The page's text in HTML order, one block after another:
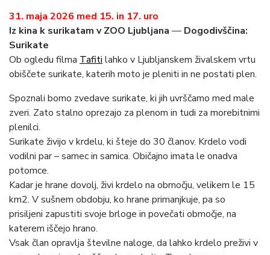
31. maja 2026 med 15. in 17. uro
Iz kina k surikatam v ZOO Ljubljana — Dogodivščina:
Surikate
Ob ogledu filma Tafiti lahko v Ljubljanskem živalskem vrtu
obiščete surikate, katerih moto je pleniti in ne postati plen.
Spoznali bomo zvedave surikate, ki jih uvrščamo med male
zveri. Zato stalno oprezajo za plenom in tudi za morebitnimi
plenilci.
Surikate živijo v krdelu, ki šteje do 30 članov. Krdelo vodi
vodilni par – samec in samica. Običajno imata le onadva
potomce.
Kadar je hrane dovolj, živi krdelo na območju, velikem le 15
km2. V sušnem obdobju, ko hrane primanjkuje, pa so
prisiljeni zapustiti svoje brloge in povečati območje, na
katerem iščejo hrano.
Vsak član opravlja številne naloge, da lahko krdelo preživi v